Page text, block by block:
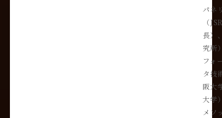
パネ
（
長）
究所
フォ
タ技
阪大
大学
メソ